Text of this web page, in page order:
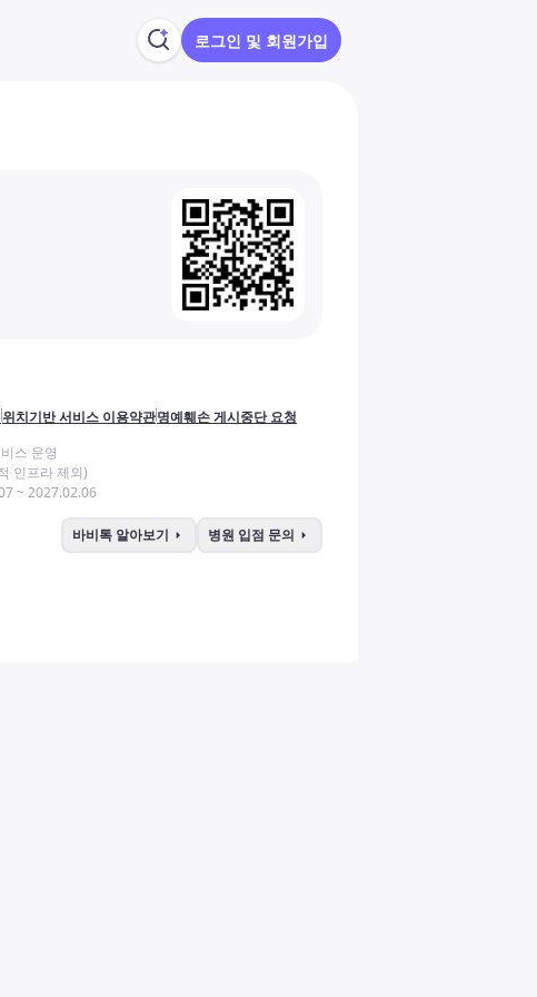
로그인 및 회원가입
위치기반 서비스 이용약관명예훼손 게시중단 요청
스 운영
인프라 제외)
~ 2027.02.06
바비톡 알아보기 arrow_right 병원 입점 문의 arrow_right